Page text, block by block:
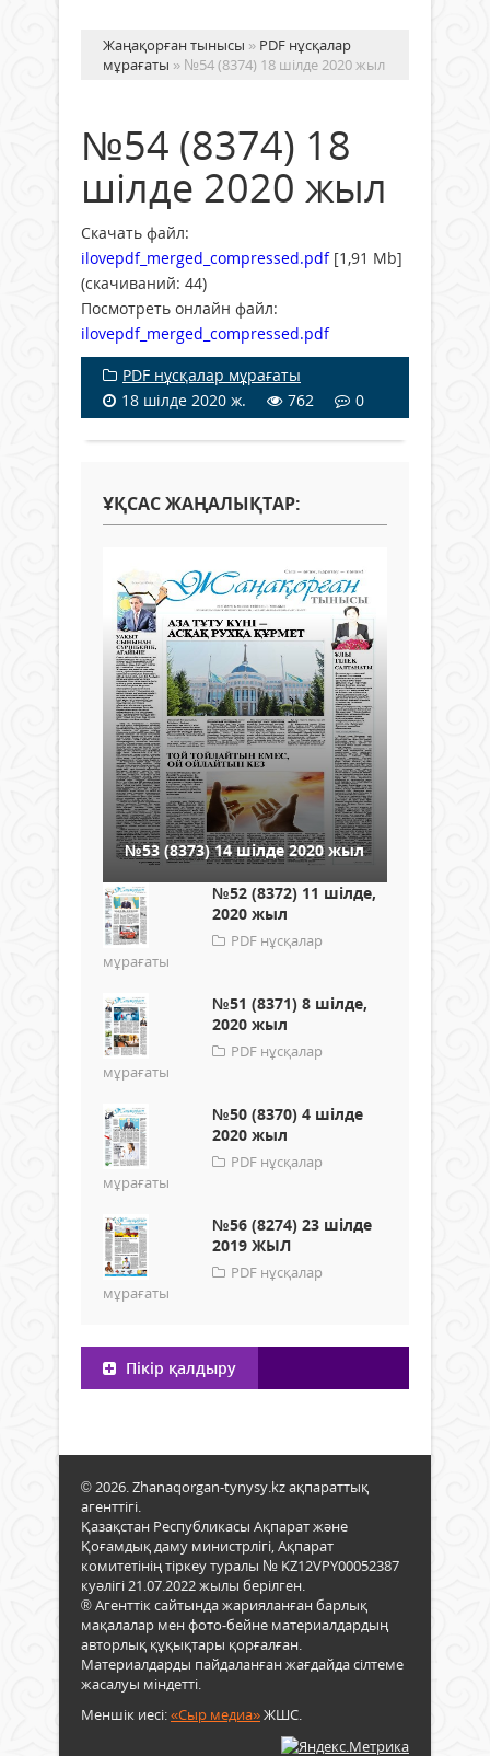
Жаңақорған тынысы » PDF нұсқалар
мұрағаты » №54 (8374) 18 шілде 2020 жыл
№54 (8374) 18
шілде 2020 жыл
Скачать файл:
ilovepdf_merged_compressed.pdf[1,91 Mb]
(cкачиваний: 44)
Посмотреть онлайн файл:
ilovepdf_merged_compressed.pdf
PDF нұсқалар мұрағаты
18 шілде 2020 ж.
762 0
ҰҚСАС ЖАҢАЛЫҚТАР:
№53 (8373) 14 шілде 2020 жыл
№52 (8372) 11 шілде,
2020 жыл
PDF нұсқалар
мұрағаты
№51 (8371) 8 шілде,
2020 жыл
PDF нұсқалар
мұрағаты
№50 (8370) 4 шілде
2020 жыл
PDF нұсқалар
мұрағаты
№56 (8274) 23 шілде
2019 ЖЫЛ
PDF нұсқалар
мұрағаты
Пікір қалдыру
© 2026. Zhanaqorgan-tynysy.kz ақпараттық
агенттігі.
Қазақстан Республикасы Ақпарат және
Қоғамдық даму министрлігі, Ақпарат
комитетінің тіркеу туралы № KZ12VPY00052387
куәлігі 21.07.2022 жылы берілген.
® Агенттік сайтында жарияланған барлық
мақалалар мен фото-бейне материалдардың
авторлық құқықтары қорғалған.
Материалдарды пайдаланған жағдайда сілтеме
жасалуы міндетті.
Меншік иесі:«Сыр медиа»ЖШС.